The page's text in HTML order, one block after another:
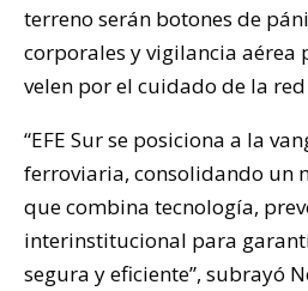
terreno serán botones de
corporales y vigilancia aérea
velen por el cuidado de la
“EFE Sur se posiciona a la
ferroviaria, consolidando un
que combina tecnología,
interinstitucional para
segura y eficiente”, subrayó